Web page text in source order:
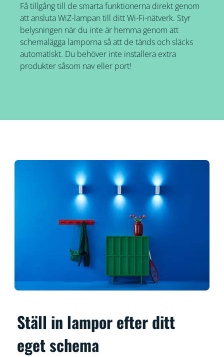
Få tillgång till de smarta funktionerna direkt genom
att ansluta WiZ-lampan till ditt Wi-Fi-nätverk. Styr
belysningen när du inte är hemma genom att
schemalägga lamporna så att de tänds och släcks
automatiskt. Du behöver inte installera extra
produkter såsom nav eller port!
Ställ in lampor efter ditt
eget schema